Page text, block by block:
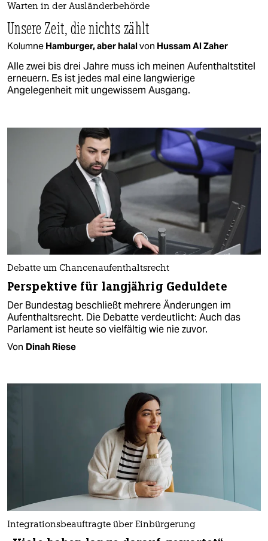
Warten in der Ausländerbehörde
Unsere Zeit, die nichts zählt
Kolumne Hamburger, aber halalvon Hussam Al Zaher
Alle zwei bis drei Jahre muss ich meinen Aufenthaltstitel
erneuern. Es ist jedes mal eine langwierige
Angelegenheit mit ungewissem Ausgang.
Debatte um Chancenaufenthaltsrecht
Perspektive für langjährig Geduldete
Der Bundestag beschließt mehrere Änderungen im
Aufenthaltsrecht. Die Debatte verdeutlicht: Auch das
Parlament ist heute so vielfältig wie nie zuvor.
Von Dinah Riese
Integrationsbeauftragte über Einbürgerung